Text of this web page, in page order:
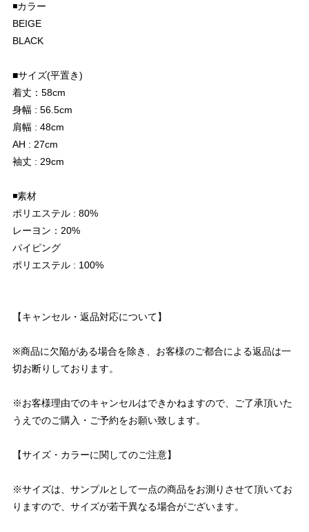
◾️カラー
BEIGE
BLACK
■サイズ(平置き)
着丈：58cm
身幅 : 56.5cm
肩幅 : 48cm
AH : 27cm
袖丈 : 29cm
◾️素材
ポリエステル : 80%
レーヨン：20%
パイピング
ポリエステル : 100%
【キャンセル・返品対応について】
※商品に欠陥がある場合を除き、お客様のご都合による返品は一
切お断りしております。
※お客様理由でのキャンセルはできかねますので、ご了承頂いた
うえでのご購入・ご予約をお願い致します。
【サイズ・カラーに関してのご注意】
※サイズは、サンプルとして一点の商品をお測りさせて頂いてお
りますので、サイズが若干異なる場合がございます。